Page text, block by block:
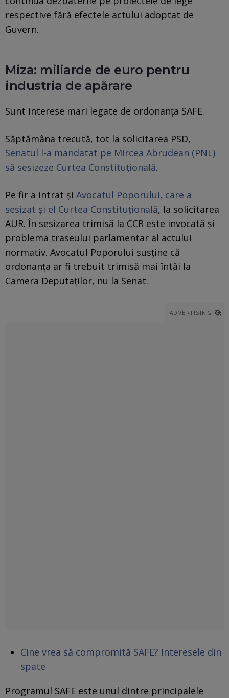
respective fără efectele actului adoptat de
Guvern.
Miza: miliarde de euro pentru
industria de apărare
Sunt interese mari legate de ordonanţa SAFE.
Săptămâna trecută, tot la solicitarea PSD,
Senatul l-a mandatat pe Mircea Abrudean (PNL)
să sesizeze Curtea Constituțională.
Pe fir a intrat şi Avocatul Poporului, care a
sesizat şi el Curtea Constituțională, la solicitarea
AUR. În sesizarea trimisă la CCR este invocată și
problema traseului parlamentar al actului
normativ. Avocatul Poporului susține că
ordonanța ar fi trebuit trimisă mai întâi la
Camera Deputaților, nu la Senat.
ADVERTISING
Cine vrea să compromită SAFE? Interesele din
spate
Programul SAFE este unul dintre principalele